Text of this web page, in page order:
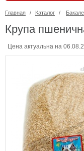
Главная / Каталог /
Крупа
Цена актуальна на